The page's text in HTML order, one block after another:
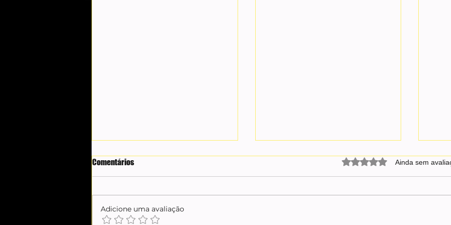
Comentários Avaliado com 0 de 5
Ainda sem
Adicione uma avaliação